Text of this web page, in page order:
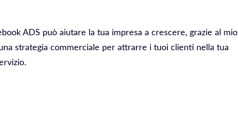
ADS può aiutare la tua impresa a crescere, grazie al mio
strategia commerciale per attrarre i tuoi clienti nella tua